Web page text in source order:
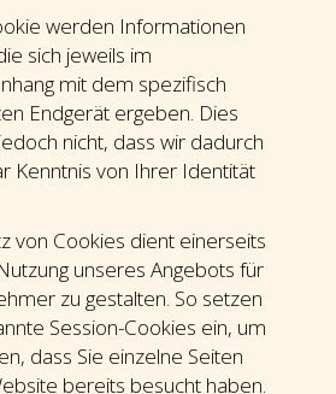
werden Informationen
sich jeweils im
mit dem spezifisch
Endgerät ergeben. Dies
nicht, dass wir dadurch
Kenntnis von Ihrer Identität
von Cookies dient einerseits
unseres Angebots für
zu gestalten. So setzen
Session-Cookies ein, um
dass Sie einzelne Seiten
bereits besucht haben.